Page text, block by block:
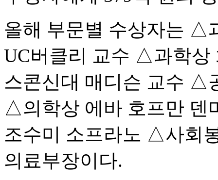
올해 부문별 수상자는 △
UC버클리 교수 △과학상
스콘신대 매디슨 교수 △
△의학상 에바 호프만 덴
조수미 소프라노 △사회
의료부장이다.